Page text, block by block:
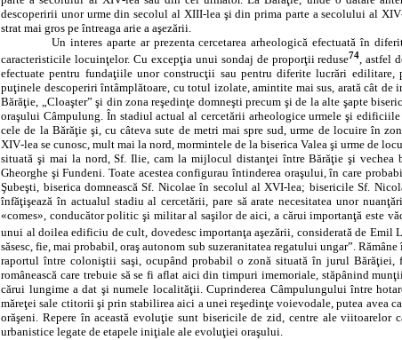
descoperirii unor urme din secolul al XIII‑lea şi din prima parte a secolului al
strat mai gros pe întreaga arie a aşezării.
Un interes aparte ar prezenta cercetarea arheologică efectuată în
caracteristicile locuinţelor. Cu excepţia unui sondaj de proporţii reduse74, astfel
efectuate pentru fundaţiile unor construcţii sau pentru diferite lucrări edilitare,
puţinele descoperiri întâmplătoare, cu totul izolate, amintite mai sus, arată cât
Bărăţie, „Cloaşter” şi din zona reşedinţe domneşti precum şi de la alte şapte
oraşului Câmpulung. În stadiul actual al cercetării arheologice urmele şi
cele de la Bărăţie şi, cu câteva sute de metri mai spre sud, urme de locuire în
XIV‑lea se cunosc, mult mai la nord, mormintele de la biserica Valea şi urme de
situată şi mai la nord, Sf. Ilie, cam la mijlocul distanţei între Bărăţie şi
Gheorghe şi Fundeni. Toate acestea configurau întinderea oraşului, în care
Şubeşti, biserica domnească Sf. Nicolae în secolul al XVI‑lea; bisericile Sf.
înfăţişează în actualul stadiu al cercetării, pare să arate necesitatea unor
«comes», conducător politic şi militar al saşilor de aici, a cărui importanţă este
unui al doilea edificiu de cult, dovedesc importanţa aşezării, considerată de
săsesc, fie, mai probabil, oraş autonom sub suzeranitatea regatului ungar”.
raportul între coloniştii saşi, ocupând probabil o zonă situată în jurul Bărăţiei,
românească care trebuie să se fi aflat aici din timpuri imemoriale, stăpânind
cărui lungime a dat şi numele localităţii. Cuprinderea Câmpulungului între
măreţei sale ctitorii şi prin stabilirea aici a unei reşedinţe voievodale, putea avea
orăşeni. Repere în această evoluţie sunt bisericile de zid, centre ale viitoarelor
urbanistice legate de etapele iniţiale ale evoluţiei oraşului.